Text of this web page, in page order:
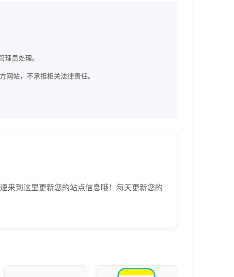
员处理。
站，不承担相关法律责任。
来到这里更新您的站点信息哦！每天更新您的